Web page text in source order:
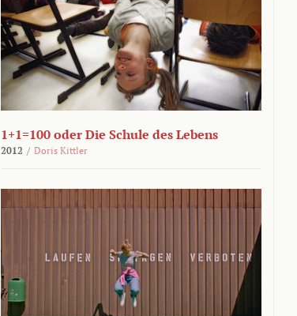
1+1=100 oder Die Schule des Lebens
2012 / Doris Kittler